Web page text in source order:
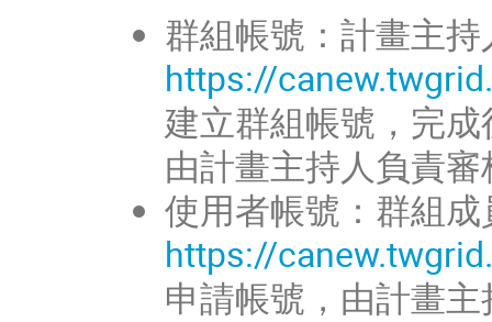
群組帳號：計畫主
https://
建立群組帳號，完
由計畫主持人負責
使用者帳號：群組成
https://
申請帳號，由計畫